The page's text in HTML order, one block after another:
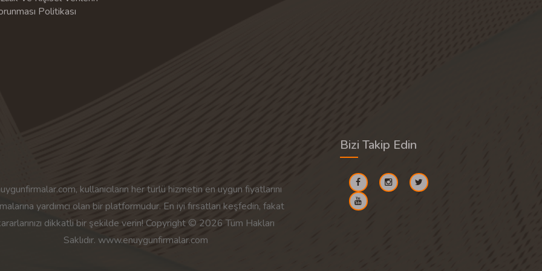
Politikası
kullanıcıların her türlü hizmetin en uygun fiyatlarını
yardımcı olan bir platformudur. En iyi fırsatları keşfedin, fakat
dikkatli bir şekilde verin! Copyright © 2026 Tüm Hakları
Saklıdır. www.enuygunfirmalar.com
Bizi Takip Edin